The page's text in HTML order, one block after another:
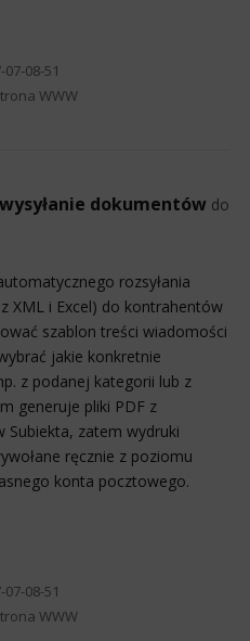
07-08-51
WWW
dokumentów do
rozsyłania
XML i Excel) do kontrahentów
szablon treści wiadomości
jakie konkretnie
z podanej kategorii lub z
generuje pliki PDF z
zatem wydruki
ręcznie z poziomu
konta pocztowego.
07-08-51
WWW